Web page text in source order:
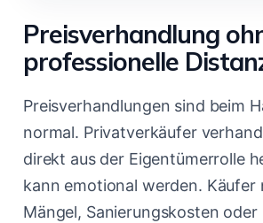
Preisverhandlung
professionelle
Preisverhandlungen sind beim
normal. Privatverkäufer
direkt aus der Eigentümerrolle
kann emotional werden. Käufer
Mängel, Sanierungskosten oder